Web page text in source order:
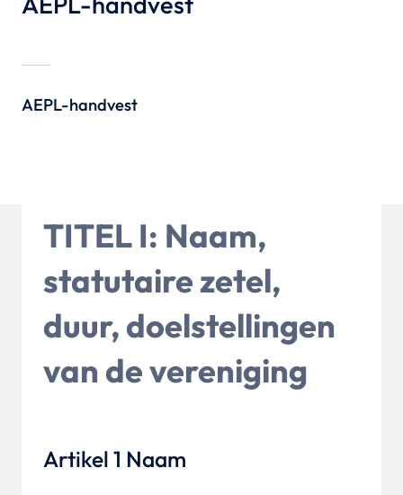
AEPL-handvest
TITEL I: Naam,
statutaire zetel,
duur, doelstellingen
van de vereniging
Artikel 1 Naam